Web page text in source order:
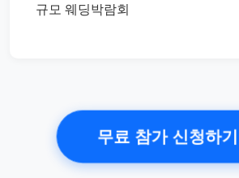
규모 웨딩박람회
무료 참가 신청하기